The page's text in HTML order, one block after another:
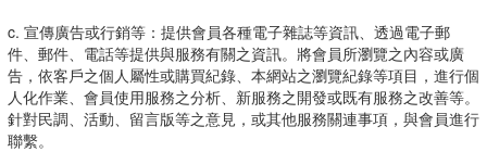
c. 宣傳廣告或行銷等：提供會員各種電子雜誌等資訊、透過電子郵
件、郵件、電話等提供與服務有關之資訊。將會員所瀏覽之內容或廣
告，依客戶之個人屬性或購買紀錄、本網站之瀏覽紀錄等項目，進行個
人化作業、會員使用服務之分析、新服務之開發或既有服務之改善等。
針對民調、活動、留言版等之意見，或其他服務關連事項，與會員進行
聯繫。